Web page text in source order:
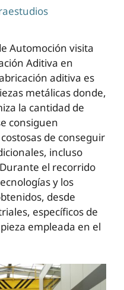
Automoción visita
Aditiva en
aditiva es
metálicas donde,
la cantidad de
consiguen
de conseguir
incluso
el recorrido
y los
desde
específicos de
empleada en el